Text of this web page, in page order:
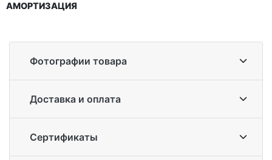
АМОРТИЗАЦИЯ
Фотографии товара
Доставка и оплата
Сертификаты